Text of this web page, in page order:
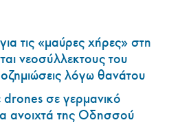
τις «μαύρες χήρες» στη
νεοσύλλεκτους του
λόγω θανάτου
drones σε γερμανικό
ανοιχτά της Οδησσού